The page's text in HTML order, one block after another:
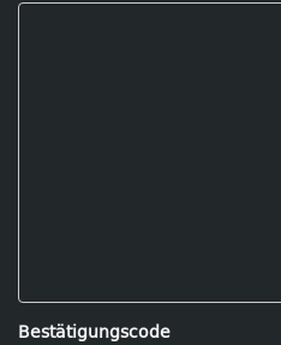
Bestätigungscode